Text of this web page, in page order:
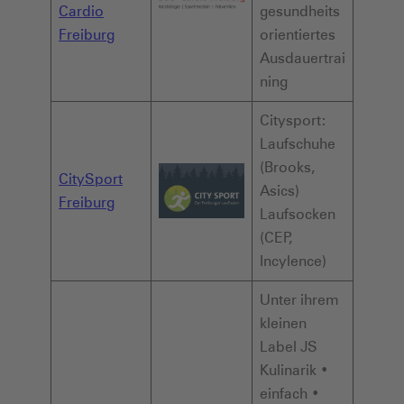
Cardio
Freiburg
gesundheits
orientiertes
Ausdauertrai
ning
CitySport
Freiburg
Citysport:
Laufschuhe
(Brooks,
Asics)
Laufsocken
(CEP,
Incylence)
Unter ihrem
kleinen
Label JS
Kulinarik •
einfach •